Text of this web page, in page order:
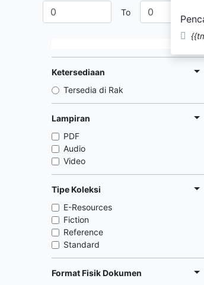
To
Ketersediaan
Tersedia di Rak
Lampiran
PDF
Audio
Video
Tipe Koleksi
E-Resources
Fiction
Reference
Standard
Format Fisik Dokumen